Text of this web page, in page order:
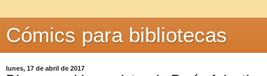
Cómics para bibliotecas
lunes, 17 de abril de 2017